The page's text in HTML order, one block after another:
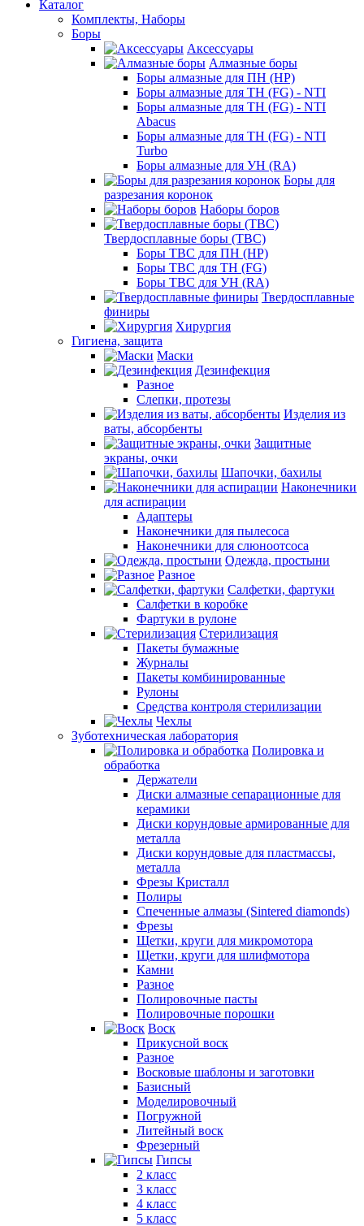
Каталог
Комплекты, Наборы
Боры
Аксессуары
Алмазные боры
Боры алмазные для ПН (HP)
Боры алмазные для ТН (FG) - NTI
Боры алмазные для ТН (FG) - NTI
Abacus
Боры алмазные для ТН (FG) - NTI
Turbo
Боры алмазные для УН (RA)
Боры для
разрезания коронок
Наборы боров
Твердосплавные боры (ТВС)
Боры ТВС для ПН (HP)
Боры ТВС для ТН (FG)
Боры ТВС для УН (RA)
Твердосплавные
финиры
Хирургия
Гигиена, защита
Маски
Дезинфекция
Разное
Слепки, протезы
Изделия из
ваты, абсорбенты
Защитные
экраны, очки
Шапочки, бахилы
Наконечники
для аспирации
Адаптеры
Наконечники для пылесоса
Наконечники для слюноотсоса
Одежда, простыни
Разное
Салфетки, фартуки
Салфетки в коробке
Фартуки в рулоне
Стерилизация
Пакеты бумажные
Журналы
Пакеты комбинированные
Рулоны
Средства контроля стерилизации
Чехлы
Зуботехническая лаборатория
Полировка и
обработка
Держатели
Диски алмазные сепарационные для
керамики
Диски корундовые армированные для
металла
Диски корундовые для пластмассы,
металла
Фрезы Кристалл
Полиры
Спеченные алмазы (Sintered diamonds)
Фрезы
Щетки, круги для микромотора
Щетки, круги для шлифмотора
Камни
Разное
Полировочные пасты
Полировочные порошки
Воск
Прикусной воск
Разное
Восковые шаблоны и заготовки
Базисный
Моделировочный
Погружной
Литейный воск
Фрезерный
Гипсы
2 класс
3 класс
4 класс
5 класс